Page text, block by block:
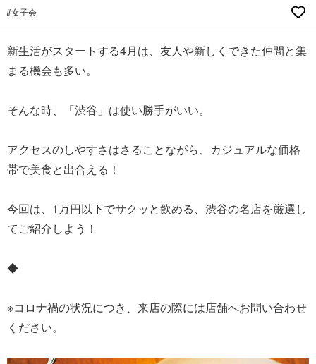
#女子会
新生活がスタートする4月は、友人や新しくできた仲間と集
まる機会も多い。
そんな時、「渋谷」は使い勝手がいい。
アクセスのしやすさはさることながら、カジュアルな価格
帯で美食と出合える！
今回は、1万円以下でサクッと飲める、渋谷の名店を厳選し
てご紹介しよう！
◆
※コロナ禍の状況につき、来店の際には店舗へお問い合わせ
ください。